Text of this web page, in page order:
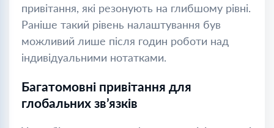
привітання, які резонують на глибшому рівні.
Раніше такий рівень налаштування був
можливий лише після годин роботи над
індивідуальними нотатками.
Багатомовні привітання для
глобальних зв’язків